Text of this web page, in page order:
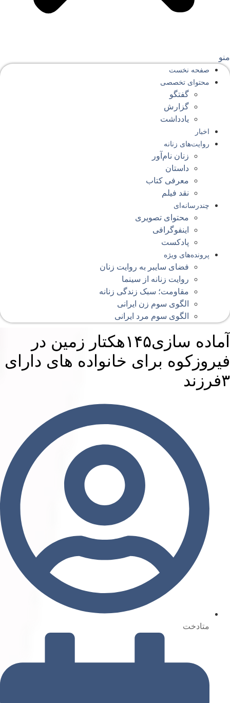
صفحه‌ نخست
محتوای‌ تخصصی
گفتگو
گزارش
یادداشت
اخبار
روایت‌های زنانه
زنان نام‌آور
داستان
معرفی کتاب
نقد فیلم
چندرسانه‌ای
محتوای تصویری
اینفوگرافی
پادکست
پرونده‌های ویژه
فضای سایبر به روایت زنان
روایت زنانه از سینما
مقاومت؛ سبک زندگی زنانه
الگوی سوم زن ایرانی
الگوی سوم مرد ایرانی
آماده سازی۱۴۵هکتار زمین در
برای خانواده های دارای
متادخت